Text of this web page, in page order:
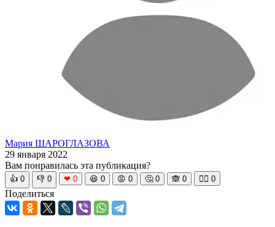
Мария ШАРОГЛАЗОВА
29 января 2022
Вам понравилась эта публикация?
👍 0 👎 0 ❤ 0 😆 0 😡 0 🤔 0 🙈 0 🧘‍♀️ 0
Поделиться